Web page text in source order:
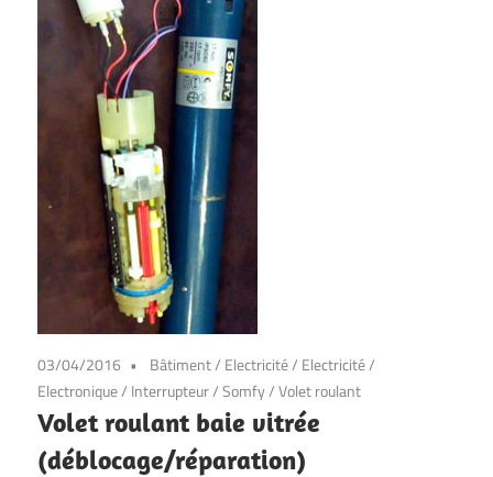
03/04/2016 Bâtiment/ Electricité/ Electricité/
Electronique/ Interrupteur/Somfy/Volet roulant
Volet roulant baie vitrée
(déblocage/réparation)